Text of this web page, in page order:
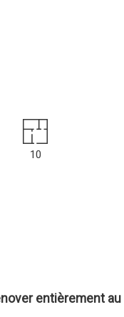
10
entièrement